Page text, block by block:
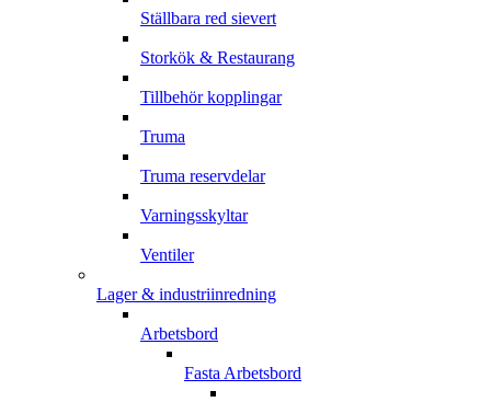
Ställbara red sievert
Storkök & Restaurang
Tillbehör kopplingar
Truma
Truma reservdelar
Varningsskyltar
Ventiler
Lager & industriinredning
Arbetsbord
Fasta Arbetsbord